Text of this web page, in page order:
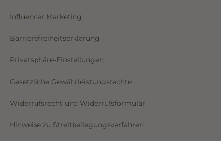
Influencer Marketing
Barrierefreiheitserklärung
Privatsphäre-Einstellungen
Gesetzliche Gewährleistungsrechte
Widerrufsrecht und Widerrufsformular
Hinweise zu Streitbeilegungsverfahren